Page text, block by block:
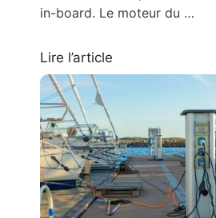
in-board. Le moteur du …
Lire l’article